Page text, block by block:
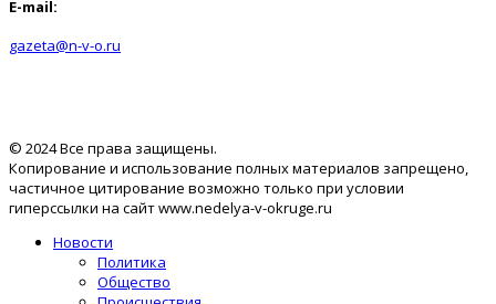
E-mail:
gazeta@n-v-o.ru
© 2024 Все права защищены.
Копирование и использование полных материалов запрещено,
частичное цитирование возможно только при условии
гиперссылки на сайт www.nedelya-v-okruge.ru
Новости
Политика
Общество